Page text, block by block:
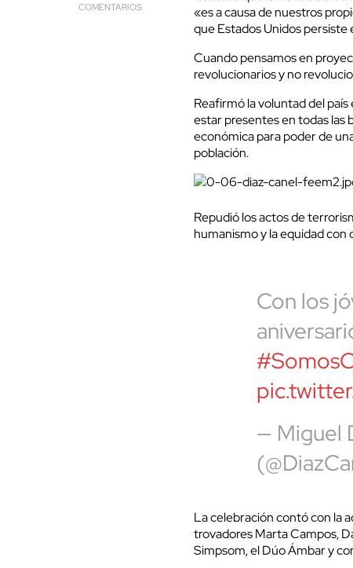
COMENTARIOS
«es a causa de nuestros
que Estados Unidos persiste
Cuando pensamos en
revolucionarios y no
Reafirmó la voluntad del
estar presentes en todas las
económica para poder de
población.
Repudió los actos de
humanismo y la equidad con
Con los
— Miguel
La celebración contó con la
trovadores Marta Campos,
Simpsom, el Dúo Ámbar y